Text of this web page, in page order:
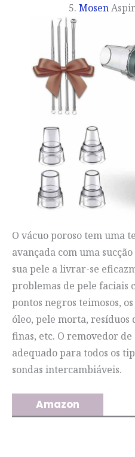
5. Mosen
O vácuo poroso tem uma
avançada com uma
sua pele a livrar-se
problemas de pele faciais
pontos negros teimosos,
óleo, pele morta,
finas, etc. O removedor de
adequado para todos os
sondas intercambiáveis.
Amazon